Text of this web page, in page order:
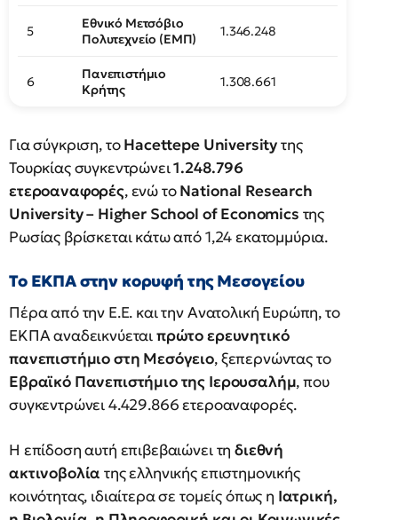
5
Εθνικό Μετσόβιο
Πολυτεχνείο (ΕΜΠ)
1.346.248
6
Πανεπιστήμιο
Κρήτης
1.308.661
Για σύγκριση, τοHacettepe Universityτης
Τουρκίας συγκεντρώνει1.248.796
ετεροαναφορές, ενώ τοNational Research
University – Higher School of Economics της
Ρωσίας βρίσκεται κάτω από 1,24 εκατομμύρια.
Το ΕΚΠΑ στην κορυφή της Μεσογείου
Πέρα από την Ε.Ε. και την Ανατολική Ευρώπη, το
ΕΚΠΑ αναδεικνύεταιπρώτο ερευνητικό
πανεπιστήμιο στη Μεσόγειο, ξεπερνώντας το
Εβραϊκό Πανεπιστήμιο της Ιερουσαλήμ, που
συγκεντρώνει 4.429.866 ετεροαναφορές.
Η επίδοση αυτή επιβεβαιώνει τηδιεθνή
ακτινοβολία της ελληνικής επιστημονικής
κοινότητας, ιδιαίτερα σε τομείς όπως η Ιατρική,